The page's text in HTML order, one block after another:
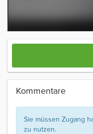
Kommentare
Sie müssen Zugang
zu nutzen.